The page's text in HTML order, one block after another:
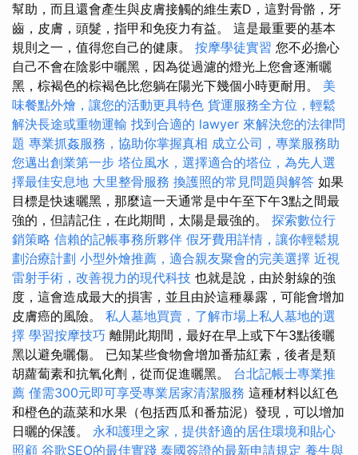
幫助，而且還會產生與皮膚接觸的維生素D，這對骨骼，牙
齒，皮膚，頭髮，指甲和免疫力有益。 這是最重要的基本
規則之一，值得您自己的健康。 按摩學徒實習 您不必擔心
自己不會在陰影中曬黑，因為從過濾的燈光上您會逐漸曬
黑，棕褐色的棕褐色比您躺在陽光下幾個小時更耐用。 美
味餐點外燴，讓您的活動更具特色 貨運服務全方位，輕鬆
解決長途或重物運輸 找到合適的 lawyer 來解決您的法律問
題 專業抓姦服務，協助你掌握真相 成立公司，專業服務助
您邁出創業第一步 塔位風水，選擇適合的塔位，為先人選
擇最佳安息地 大里整骨服務 換護照的常見問題與解答 如果
目標是快速曬黑，那麼這一天通常是中午至下午3點之間最
強的，但請記住，在此期間，太陽是最強的。 探索數位行
銷策略 信賴的記帳事務所夥伴 假牙費用詳情，讓你輕鬆規
劃治療計劃 小型外燴推薦，適合親友聚會的完美選擇 近視
雷射手術，改善視力的現代科技 也就是說，由於射線的強
度，這會造成最大的損害，並且由於這種暴露，可能會增加
皮膚癌的風險。 私人墓地買賣，了解市場上私人墓地的選
擇 學習按摩技巧 離開此期間，最好在早上或下午3點後曬
黑以避免曬傷。 已知某些食物會增加番茄紅素，後者是類
胡蘿蔔素和抗氧化劑，從而促進曬黑。 台北記帳士專業推
薦 僅需300元即可享受專業居家清潔服務 這種材料以紅色
和橙色的蔬菜和水果（包括西瓜和番茄泥）發現，可以增加
日曬的保護。 永和護理之家，提供舒適的居住環境和貼心
照顧 谷歌SEO的最佳實踐 泰國簽證的最新申請規定 養生與